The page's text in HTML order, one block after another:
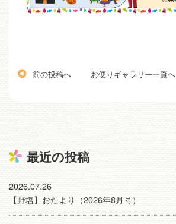
前の投稿へ お便りギャラリー一覧へ
最近の投稿
2026.07.26
【野塩】おたより（2026年8月号）